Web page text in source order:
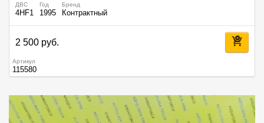
ДВС
4HF1
Год
1995
Бренд
Контрактный
2 500 руб.
Артикул
115580